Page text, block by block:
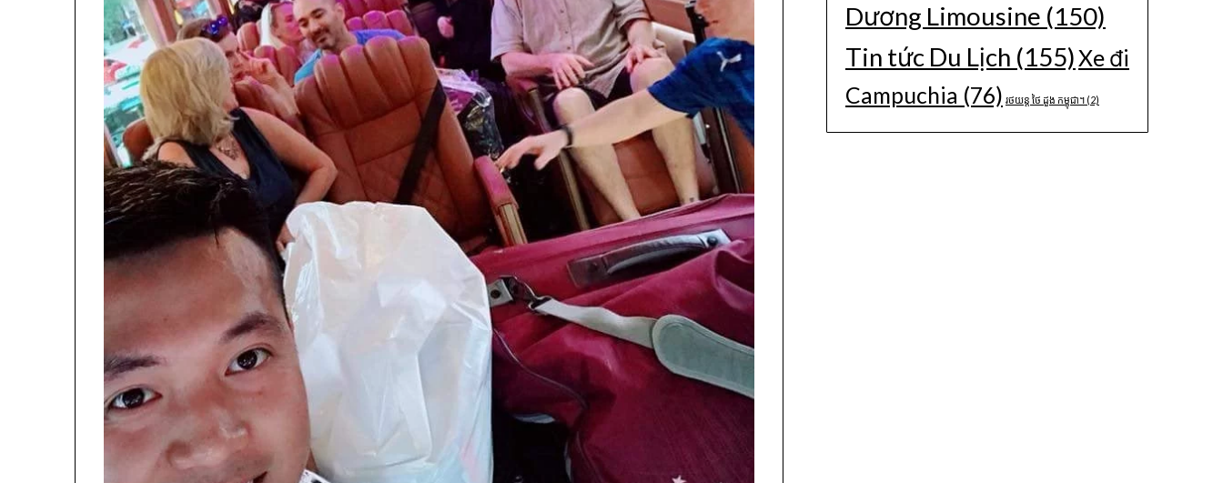
Dương Limousine (150)
Tin tức Du Lịch (155)Xe đi
Campuchia (76) រថយន្ត ថៃ ដួង កម្ពុជា។(2)